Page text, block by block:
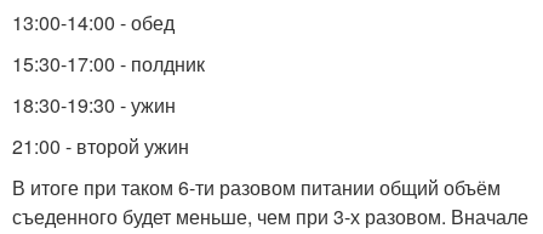
13:00-14:00 - обед
15:30-17:00 - полдник
18:30-19:30 - ужин
21:00 - второй ужин
В итоге при таком 6-ти разовом питании общий объём
съеденного будет меньше, чем при 3-х разовом. Вначале